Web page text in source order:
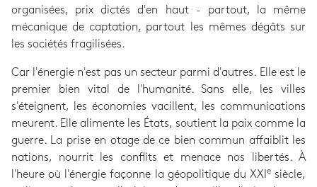
organisées, prix dictés d'en haut - partout, la même
mécanique de captation, partout les mêmes dégâts sur
les sociétés fragilisées.
Car l'énergie n'est pas un secteur parmi d'autres. Elle est le
premier bien vital de l'humanité. Sans elle, les villes
s'éteignent, les économies vacillent, les communications
meurent. Elle alimente les États, soutient la paix comme la
guerre. La prise en otage de ce bien commun affaiblit les
nations, nourrit les conflits et menace nos libertés. À
l'heure où l'énergie façonne la géopolitique du XXI esiècle,